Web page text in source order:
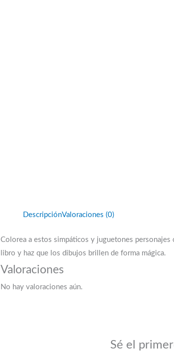
DescripciónValoraciones (0)
Colorea a estos simpáticos y juguetones personajes
libro y haz que los dibujos brillen de forma mágica.
Valoraciones
No hay valoraciones aún.
Sé el